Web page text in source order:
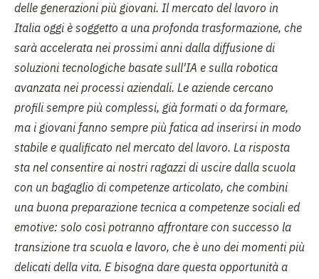
delle generazioni più giovani. Il mercato del lavoro in
Italia oggi è soggetto a una profonda trasformazione, che
sarà accelerata nei prossimi anni dalla diffusione di
soluzioni tecnologiche basate sull'IA e sulla robotica
avanzata nei processi aziendali. Le aziende cercano
profili sempre più complessi, già formati o da formare,
ma i giovani fanno sempre più fatica ad inserirsi in modo
stabile e qualificato nel mercato del lavoro. La risposta
sta nel consentire ai nostri ragazzi di uscire dalla scuola
con un bagaglio di competenze articolato, che combini
una buona preparazione tecnica a competenze sociali ed
emotive: solo così potranno affrontare con successo la
transizione tra scuola e lavoro, che è uno dei momenti più
delicati della vita. E bisogna dare questa opportunità a